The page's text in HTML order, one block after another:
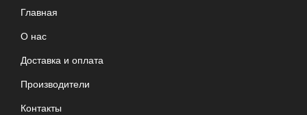
Главная
О нас
Доставка и оплата
Производители
Контакты